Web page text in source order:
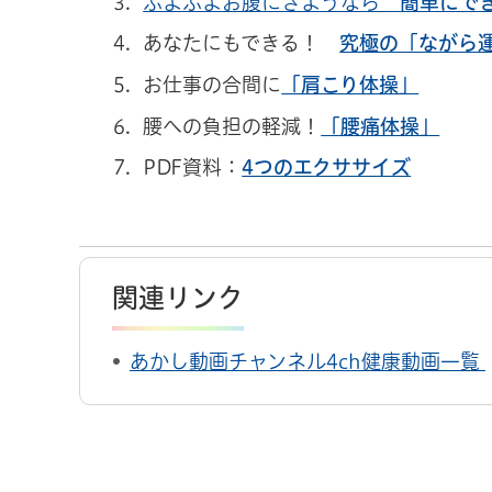
あなたにもできる！ 究極の「ながら
お仕事の合間に 「肩こり体操」
腰への負担の軽減！ 「腰痛体操」
PDF資料：4つのエクササイズ
関連リンク
あかし動画チャンネル4ch健康動画一覧